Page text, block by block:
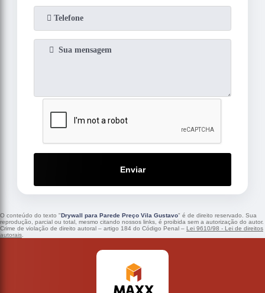
Enviar
O conteúdo do texto "Drywall para Parede Preço Vila Gustavo" é de direito reservado. Sua
reprodução, parcial ou total, mesmo citando nossos links, é proibida sem a autorização do autor.
Crime de violação de direito autoral – artigo 184 do Código Penal – Lei 9610/98 - Lei de direitos
autorais.